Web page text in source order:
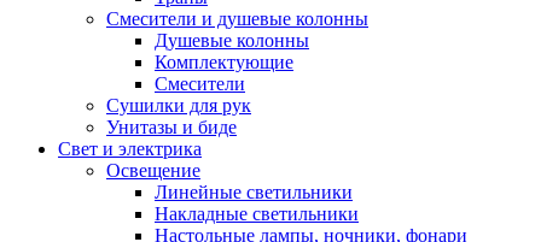
Смесители и душевые колонны
Душевые колонны
Комплектующие
Смесители
Сушилки для рук
Унитазы и биде
Свет и электрика
Освещение
Линейные светильники
Накладные светильники
Настольные лампы, ночники, фонари